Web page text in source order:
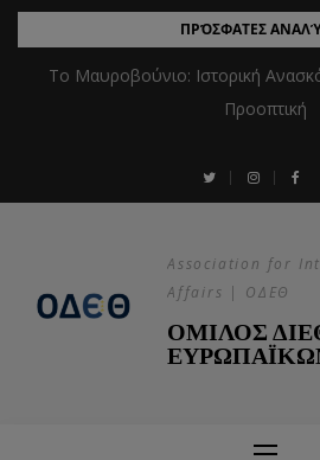
ΠΡΌΣΦΑΤΕΣ
Το Μαυροβούνιο: Ιστορική
Προοπτική
Association for
Affairs | ΟΔΕΘ
ΟΜΙΛΟΣ